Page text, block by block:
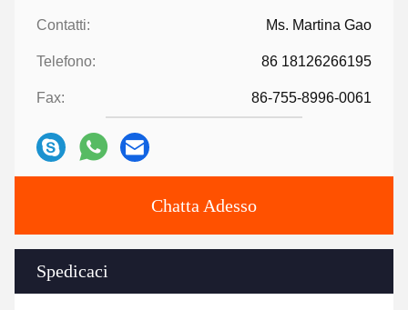
Contatti: Ms. Martina Gao
Telefono: 86 18126266195
Fax: 86-755-8996-0061
Chatta Adesso
Spedicaci